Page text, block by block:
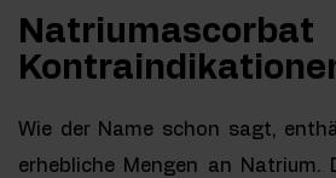
Wie der Name schon sagt,
erhebliche Mengen an Natrium.